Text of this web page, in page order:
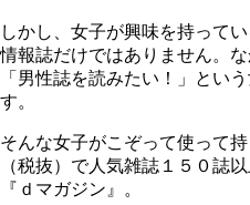
しかし、女子が興味を持って
情報誌だけではありません。
「男性誌を読みたい！」とい
す。
そんな女子がこぞって使って
（税抜）で人気雑誌１５０誌
『ｄマガジン』。